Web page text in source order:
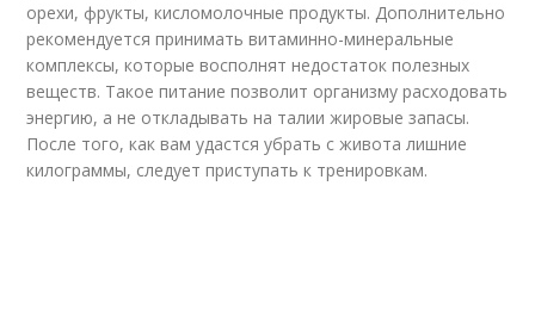
орехи, фрукты, кисломолочные продукты. Дополнительно
рекомендуется принимать витаминно-минеральные
комплексы, которые восполнят недостаток полезных
веществ. Такое питание позволит организму расходовать
энергию, а не откладывать на талии жировые запасы.
После того, как вам удастся убрать с живота лишние
килограммы, следует приступать к тренировкам.